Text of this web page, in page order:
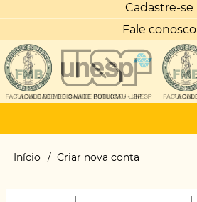
Cadastre-se
Fale conosco
Main
Trilha
Início Criar nova conta